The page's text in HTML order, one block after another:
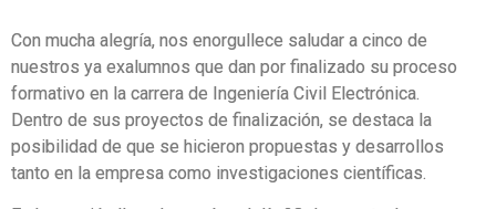
Con mucha alegría, nos enorgullece saludar a cinco de
nuestros ya exalumnos que dan por finalizado su proceso
formativo en la carrera de Ingeniería Civil Electrónica.
Dentro de sus proyectos de finalización, se destaca la
posibilidad de que se hicieron propuestas y desarrollos
tanto en la empresa como investigaciones científicas.